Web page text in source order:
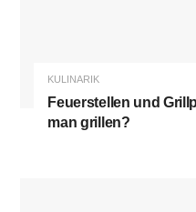
KULINARIK
Feuerstellen und
man grillen?